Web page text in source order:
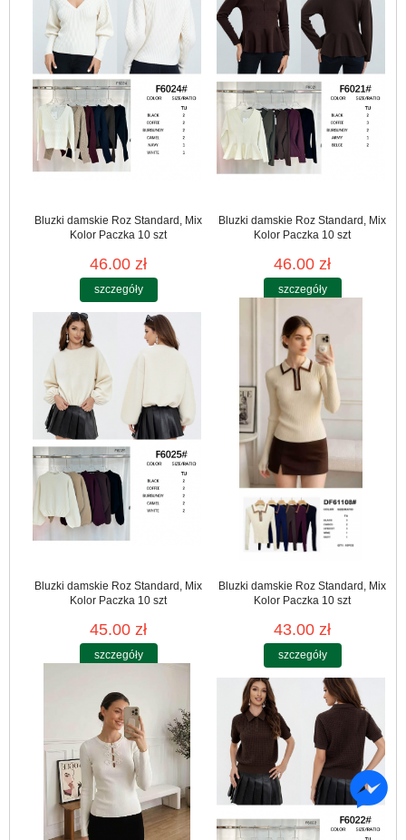
Bluzki damskie Roz Standard, Mix
Kolor Paczka 10 szt
46.00 zł
szczegóły
Bluzki damskie Roz Standard, Mix
Kolor Paczka 10 szt
46.00 zł
szczegóły
Bluzki damskie Roz Standard, Mix
Kolor Paczka 10 szt
45.00 zł
szczegóły
Bluzki damskie Roz Standard, Mix
Kolor Paczka 10 szt
43.00 zł
szczegóły